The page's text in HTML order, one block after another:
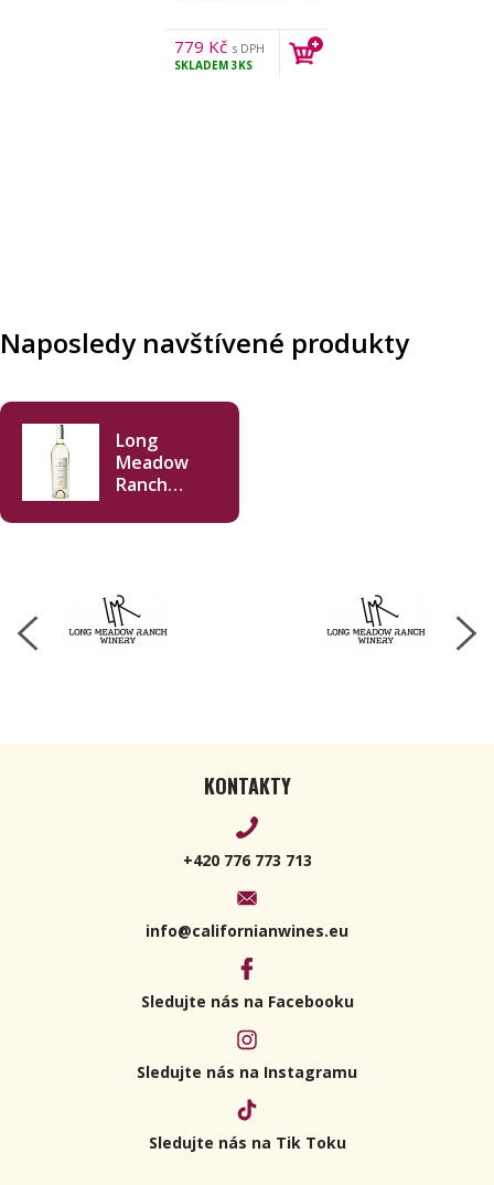
779 Kč s DPH
SKLADEM3KS
Naposledy navštívené produkty
Long
Meadow
Ranch
Blanc 2022
KONTAKTY
+420 776 773 713
info@californianwines.eu
Sledujte nás na Facebooku
Sledujte nás na Instagramu
Sledujte nás na Tik Toku